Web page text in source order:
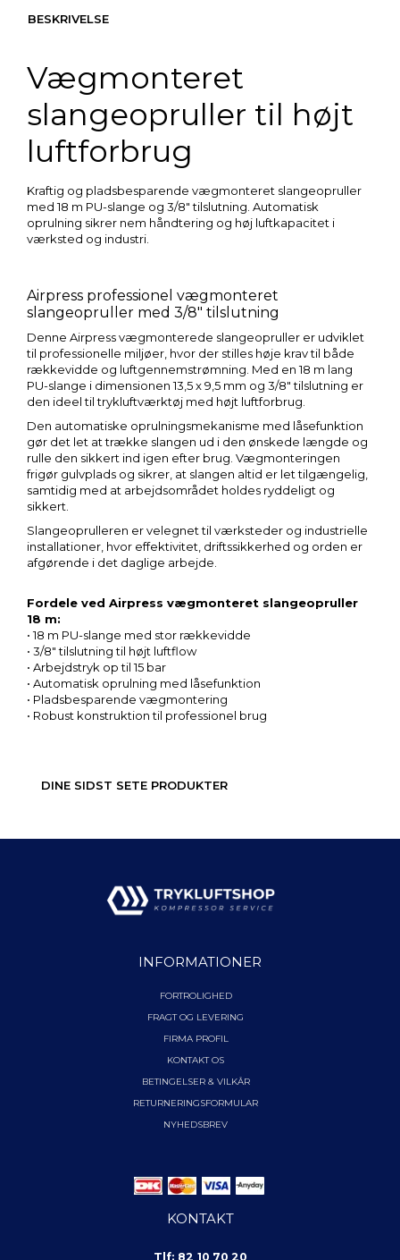
BESKRIVELSE
Vægmonteret
slangeopruller til højt
luftforbrug
Kraftig og pladsbesparende vægmonteret slangeopruller
med 18 m PU-slange og 3/8" tilslutning. Automatisk
oprulning sikrer nem håndtering og høj luftkapacitet i
værksted og industri.
Airpress professionel vægmonteret
slangeopruller med 3/8" tilslutning
Denne Airpress vægmonterede slangeopruller er udviklet
til professionelle miljøer, hvor der stilles høje krav til både
rækkevidde og luftgennemstrømning. Med en 18 m lang
PU-slange i dimensionen 13,5 x 9,5 mm og 3/8" tilslutning er
den ideel til trykluftværktøj med højt luftforbrug.
Den automatiske oprulningsmekanisme med låsefunktion
gør det let at trække slangen ud i den ønskede længde og
rulle den sikkert ind igen efter brug. Vægmonteringen
frigør gulvplads og sikrer, at slangen altid er let tilgængelig,
samtidig med at arbejdsområdet holdes ryddeligt og
sikkert.
Slangeoprulleren er velegnet til værksteder og industrielle
installationer, hvor effektivitet, driftssikkerhed og orden er
afgørende i det daglige arbejde.
Fordele ved Airpress vægmonteret slangeopruller
18 m:
• 18 m PU-slange med stor rækkevidde
• 3/8" tilslutning til højt luftflow
• Arbejdstryk op til 15 bar
• Automatisk oprulning med låsefunktion
• Pladsbesparende vægmontering
• Robust konstruktion til professionel brug
DINE SIDST SETE PRODUKTER
INFORMATIONER
FORTROLIGHED
FRAGT OG LEVERING
FIRMA PROFIL
KONTAKT OS
BETINGELSER & VILKÅR
RETURNERINGSFORMULAR
NYHEDSBREV
KONTAKT
Tlf: 82 10 70 20